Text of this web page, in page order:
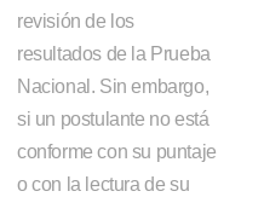
revisión de los
resultados de la Prueba
Nacional. Sin embargo,
si un postulante no está
conforme con su puntaje
o con la lectura de su